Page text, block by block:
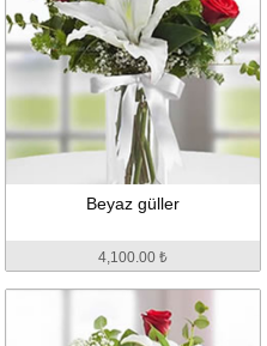
4,100.00 ₺